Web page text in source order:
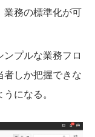
業務の標準化が可
プルな業務フロ
しか把握できな
になる。